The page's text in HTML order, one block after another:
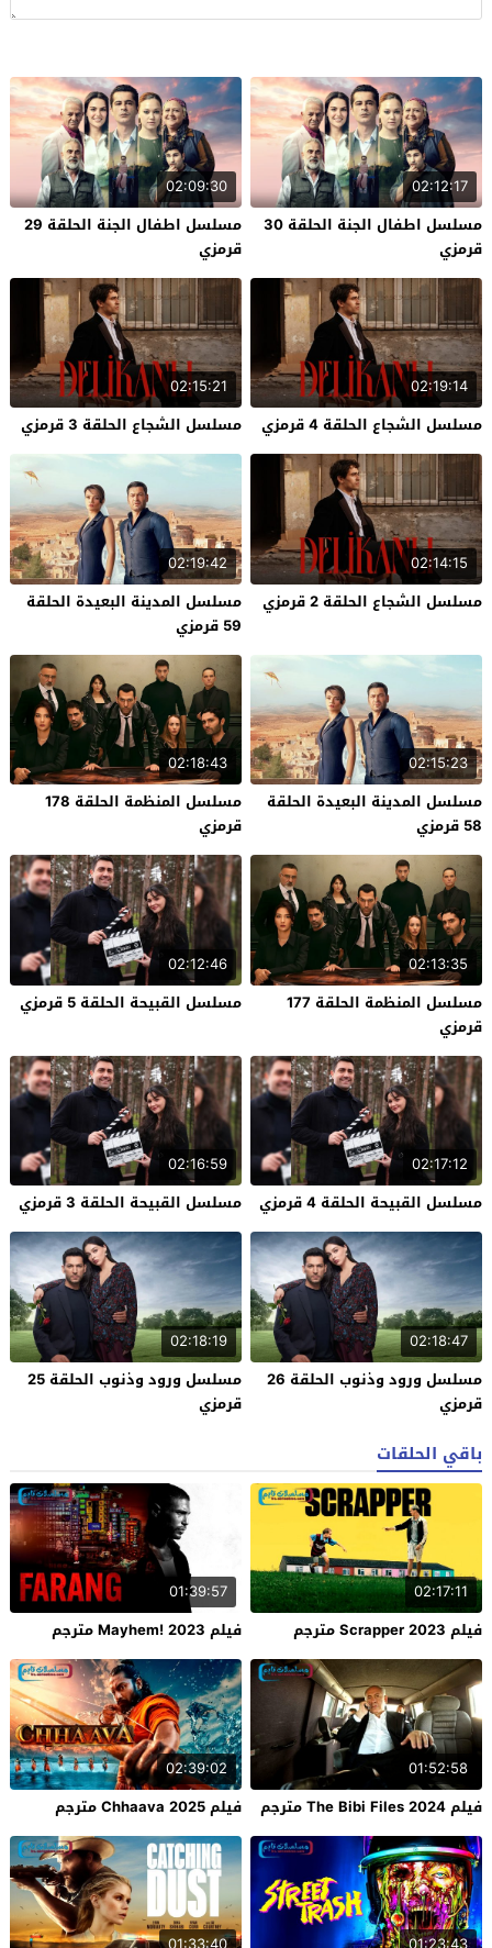
02:12:17
مسلسل اطفال الجنة الحلقة 30
قرمزي
02:09:30
مسلسل اطفال الجنة الحلقة 29
قرمزي
02:19:14
مسلسل الشجاع الحلقة 4 قرمزي
02:15:21
مسلسل الشجاع الحلقة 3 قرمزي
02:14:15
مسلسل الشجاع الحلقة 2 قرمزي
02:19:42
مسلسل المدينة البعيدة الحلقة
59 قرمزي
02:15:23
مسلسل المدينة البعيدة الحلقة
58 قرمزي
02:18:43
مسلسل المنظمة الحلقة 178
قرمزي
02:13:35
مسلسل المنظمة الحلقة 177
قرمزي
02:12:46
مسلسل القبيحة الحلقة 5 قرمزي
02:17:12
مسلسل القبيحة الحلقة 4 قرمزي
02:16:59
مسلسل القبيحة الحلقة 3 قرمزي
02:18:47
مسلسل ورود وذنوب الحلقة 26
قرمزي
02:18:19
مسلسل ورود وذنوب الحلقة 25
قرمزي
باقي الحلقات
02:17:11
فيلم Scrapper 2023 مترجم
01:39:57
فيلم Mayhem! 2023 مترجم
01:52:58
فيلم The Bibi Files 2024 مترجم
02:39:02
فيلم Chhaava 2025 مترجم